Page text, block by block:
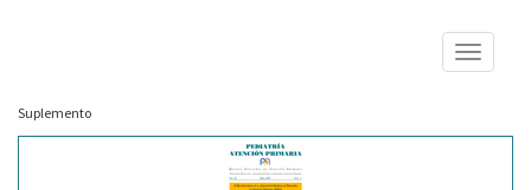
Mostrar
menú
Suplemento